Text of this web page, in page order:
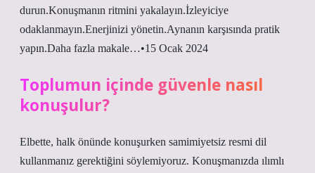
durun.Konuşmanın ritmini yakalayın.İzleyiciye
odaklanmayın.Enerjinizi yönetin.Aynanın karşısında pratik
yapın.Daha fazla makale…•15 Ocak 2024
Toplumun içinde güvenle nasıl
konuşulur?
Elbette, halk önünde konuşurken samimiyetsiz resmi dil
kullanmanız gerektiğini söylemiyoruz. Konuşmanızda ılımlı